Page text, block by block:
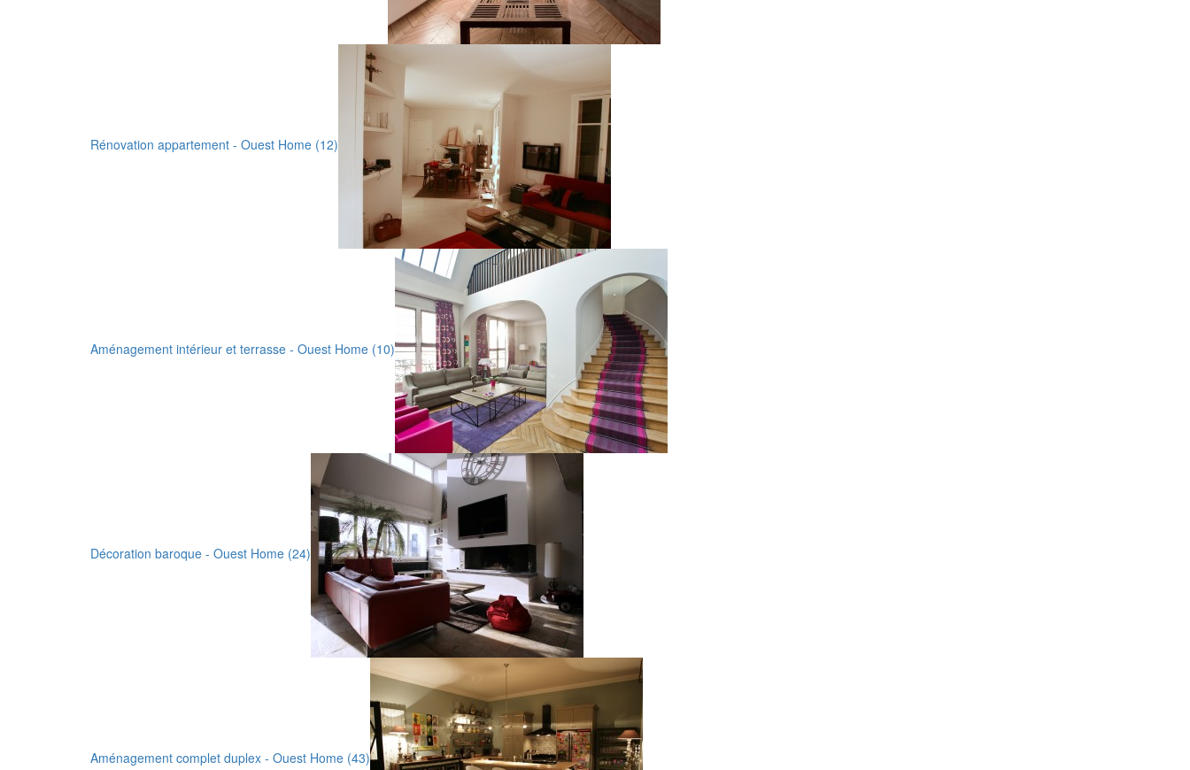
Rénovation appartement - Ouest Home (12)
Aménagement intérieur et terrasse - Ouest Home (10)
Décoration baroque - Ouest Home (24)
Aménagement complet duplex - Ouest Home (43)